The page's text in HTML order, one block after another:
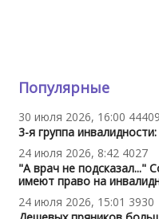
Популярные
30 июля 2026, 16:00 44409
3-я группа
24 июля 2026, 8:42 4027
"А врач не подсказал..."
имеют право на
24 июля 2026, 15:01 3930